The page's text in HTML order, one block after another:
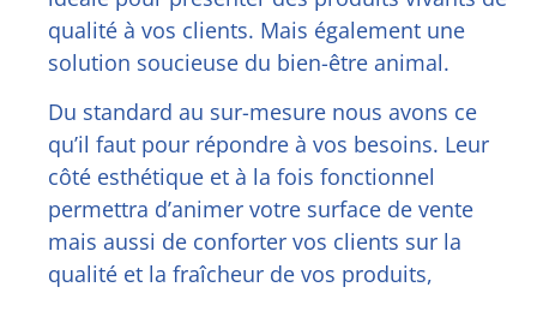
qualité à vos clients. Mais également une
solution soucieuse du bien-être animal.
Du standard au sur-mesure nous avons ce
qu’il faut pour répondre à vos besoins. Leur
côté esthétique et à la fois fonctionnel
permettra d’animer votre surface de vente
mais aussi de conforter vos clients sur la
qualité et la fraîcheur de vos produits,